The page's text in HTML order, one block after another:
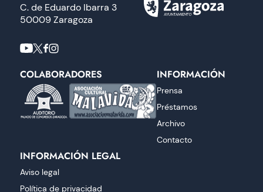
C. de Eduardo Ibarra 3
50009 Zaragoza
COLABORADORES INFORMACIÓN
Prensa
Préstamos
Archivo
Contacto
INFORMACIÓN LEGAL
Aviso legal
Política de privacidad